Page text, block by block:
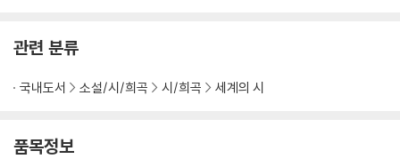
관련 분류
국내도서 소설/시/희곡 시/희곡 세계의 시
품목정보